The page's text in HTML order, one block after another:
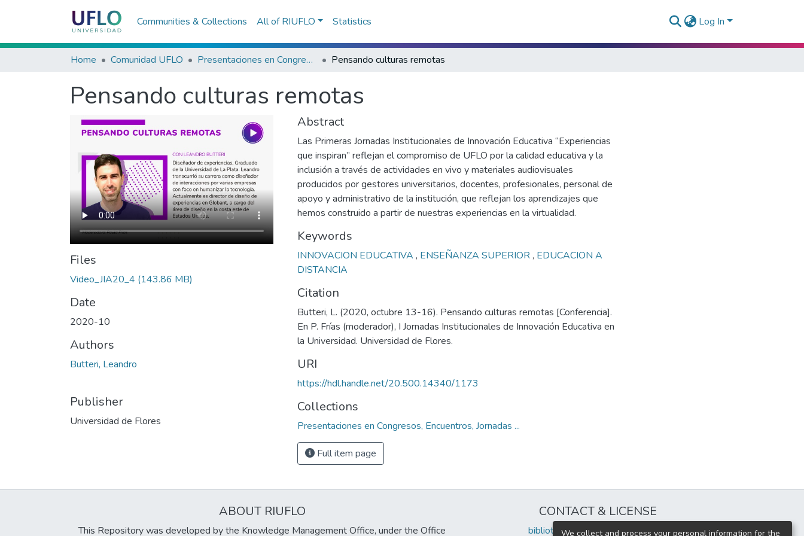
Communities & Collections All of RIUFLO Statistics Log In
Home Comunidad UFLO Presentaciones en Congresos, Encuentros, Jornadas ... Pensando culturas remotas
Pensando culturas remotas
Files
Video_JIA20_4 (143.86 MB)
Date
2020-10
Authors
Butteri, Leandro
Publisher
Universidad de Flores
Abstract
Las Primeras Jornadas Institucionales de Innovación Educativa “Experiencias
que inspiran” reflejan el compromiso de UFLO por la calidad educativa y la
inclusión a través de actividades en vivo y materiales audiovisuales
producidos por gestores universitarios, docentes, profesionales, personal de
apoyo y administrativo de la institución, que reflejan los aprendizajes que
hemos construido a partir de nuestras experiencias en la virtualidad.
Keywords
INNOVACION EDUCATIVA , ENSEÑANZA SUPERIOR, EDUCACION A
DISTANCIA
Citation
Butteri, L. (2020, octubre 13-16). Pensando culturas remotas [Conferencia].
En P. Frías (moderador), I Jornadas Institucionales de Innovación Educativa en
la Universidad. Universidad de Flores.
URI
https://hdl.handle.net/20.500.14340/1173
Collections
Presentaciones en Congresos, Encuentros, Jornadas ...
Full item page
ABOUT RIUFLO
This Repository was developed by the Knowledge Management Office, under the Office
CONTACT & LICENSE
biblioteca@uflouniversidad.edu.ar
We collect and process your personal information for the